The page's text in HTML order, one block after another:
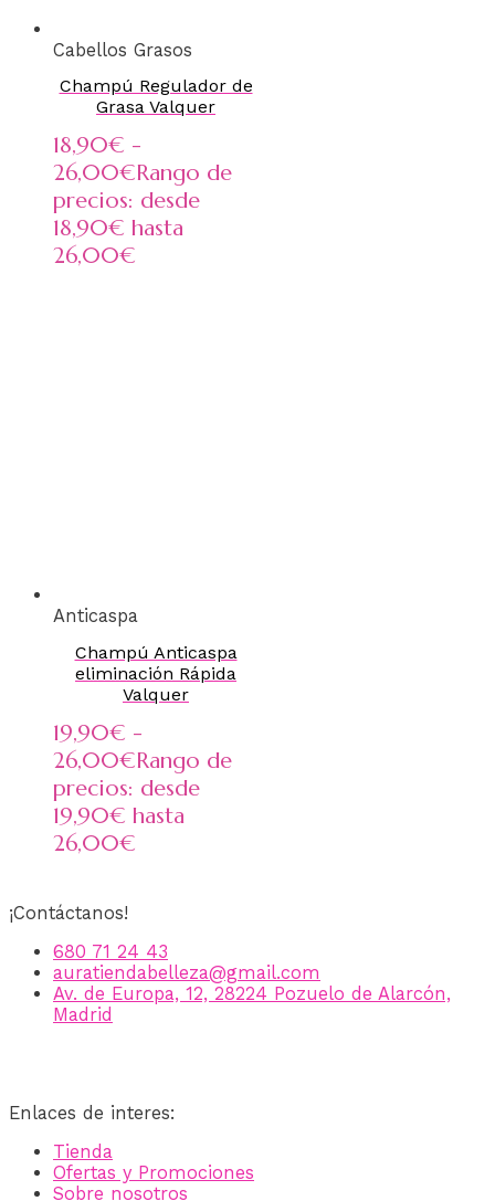
Cabellos Grasos
Champú Regulador de
Grasa Valquer
18,90€ -
26,00€Rango de
precios: desde
18,90€ hasta
26,00€
Anticaspa
Champú Anticaspa
eliminación Rápida
Valquer
19,90€ -
26,00€Rango de
precios: desde
19,90€ hasta
26,00€
¡Contáctanos!
680 71 24 43
auratiendabelleza@gmail.com
Av. de Europa, 12, 28224 Pozuelo de Alarcón,
Madrid
Enlaces de interes:
Tienda
Ofertas y Promociones
Sobre nosotros